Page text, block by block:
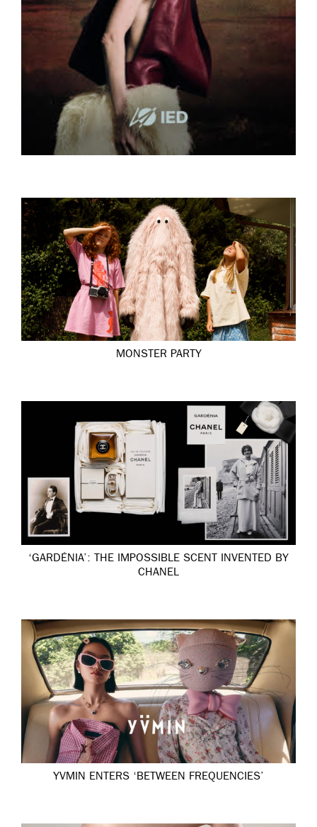
MONSTER PARTY
‘GARDÉNIA’: THE IMPOSSIBLE SCENT INVENTED BY
CHANEL
YVMIN ENTERS ‘BETWEEN FREQUENCIES’